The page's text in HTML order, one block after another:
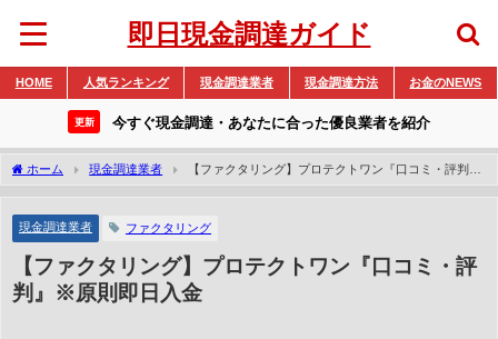
即日現金調達ガイド
HOME 人気ランキング 現金調達業者 現金調達方法 お金のNEWS
更新 今すぐ現金調達・あなたに合った優良業者を紹介
ホーム 現金調達業者
【ファクタリング】プロテクトワン『口コミ・評判』
現金調達業者 ファクタリング
【ファクタリング】プロテクトワン『口コミ・評
判』※原則即日入金